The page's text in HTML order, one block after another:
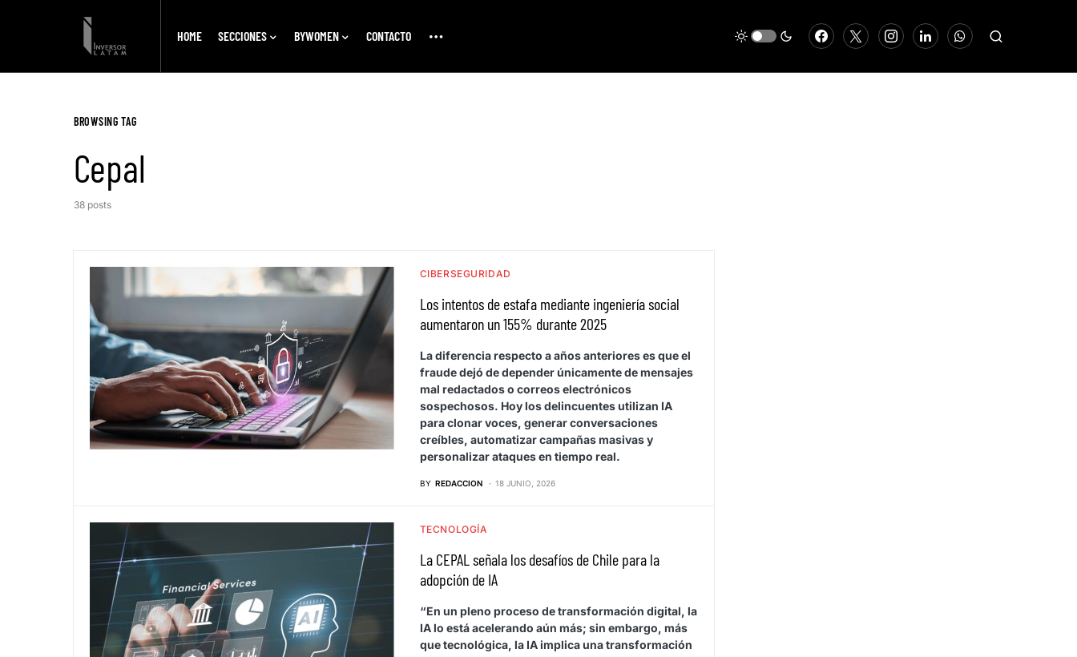
HOME SECCIONES BYWOMEN CONTACTO
BROWSING TAG
Cepal
38 posts
CIBERSEGURIDAD
Los intentos de estafa mediante ingeniería social
aumentaron un 155% durante 2025
La diferencia respecto a años anteriores es que el
fraude dejó de depender únicamente de mensajes
mal redactados o correos electrónicos
sospechosos. Hoy los delincuentes utilizan IA
para clonar voces, generar conversaciones
creíbles, automatizar campañas masivas y
personalizar ataques en tiempo real.
BY REDACCION 18 JUNIO, 2026
TECNOLOGÍA
La CEPAL señala los desafíos de Chile para la
adopción de IA
“En un pleno proceso de transformación digital, la
IA lo está acelerando aún más; sin embargo, más
que tecnológica, la IA implica una transformación